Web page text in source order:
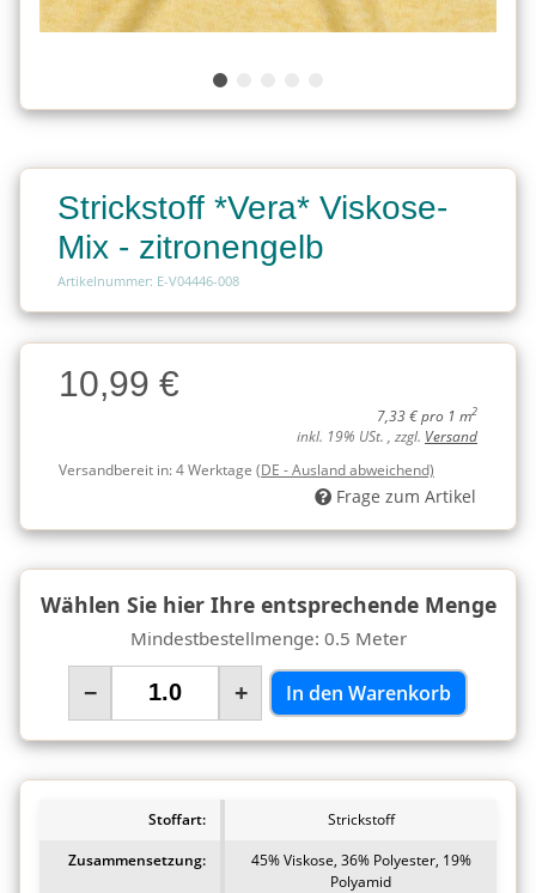
Strickstoff *Vera* Viskose-
Mix - zitronengelb
Artikelnummer: E-V04446-008
Charge
Charge10,99 €
7,33 € pro 1 m2
inkl. 19% USt. , zzgl. Versand
Versandbereit in:4 Werktage (DE - Ausland abweichend)
Frage zum Artikel
Wählen Sie hier Ihre entsprechende Menge
Mindestbestellmenge: 0.5 Meter
− + In den Warenkorb
Stoffart:
Strickstoff
Zusammensetzung:
45% Viskose, 36% Polyester, 19%
Polyamid